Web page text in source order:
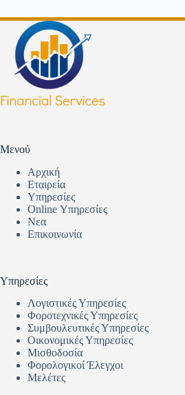
Μενού
Αρχική
Εταιρεία
Υπηρεσίες
Online Υπηρεσίες
Νεα
Επικοινωνία
Υπηρεσίες
Λογιστικές Υπηρεσίες
Φοροτεχνικές Υπηρεσίες
Συμβουλευτικές Υπηρεσίες
Οικονομικές Υπηρεσίες
Μισθοδοσία
Φορολογικοί Έλεγχοι
Μελέτες